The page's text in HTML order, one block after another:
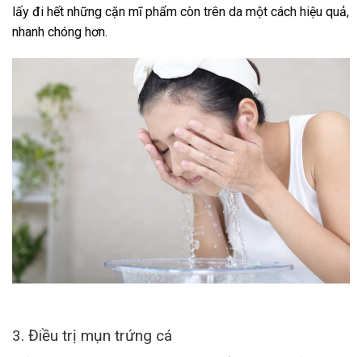
lấy đi hết những cặn mĩ phẩm còn trên da một cách hiệu quả,
nhanh chóng hơn.
3. Điều trị mụn trứng cá